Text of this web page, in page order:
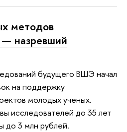
методов
— назревший
будущего ВШЭ начал
на поддержку
молодых ученых.
исследователей до 35 лет
до 3 млн рублей.